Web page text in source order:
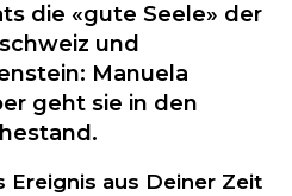
die «gute Seele» der
und
Manuela
geht sie in den
Ereignis aus Deiner Zeit